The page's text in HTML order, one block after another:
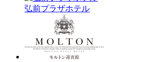
弘前プラザホテル